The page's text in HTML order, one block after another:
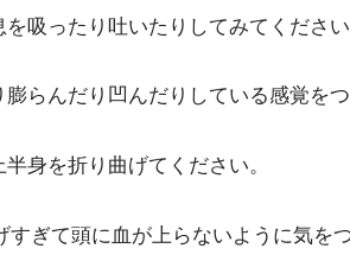
吸ったり吐いたりしてみてください
らんだり凹んだりしている感覚をつ
身を折り曲げてください。
ぎて頭に血が上らないように気を